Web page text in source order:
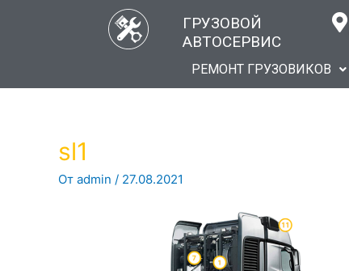
ГРУЗОВОЙ
АВТОСЕРВИС
РЕМОНТ ГРУЗОВИКОВ
sl1
От admin / 27.08.2021